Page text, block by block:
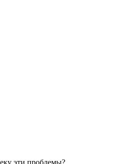
эти проблемы?